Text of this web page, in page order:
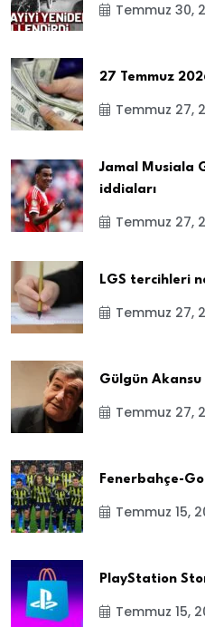
Temmuz 30,
27 Temmuz
Temmuz 27,
Jamal Musiala
iddiaları
Temmuz 27,
LGS tercihleri
Temmuz 27,
Gülgün Akansu
Temmuz 27,
Fenerbahçe-
Temmuz 15,
PlayStation
Temmuz 15,